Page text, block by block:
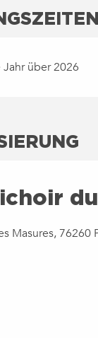
Jahr über 2026
Masures, 76260